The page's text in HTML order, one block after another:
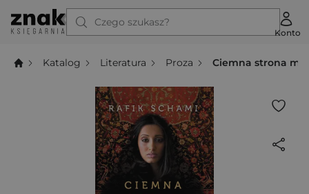
Czego szukasz?
Konto
Katalog Literatura Proza Ciemna strona